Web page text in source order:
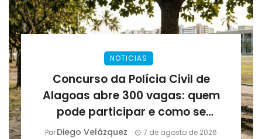
NOTICIAS
Concurso da Polícia Civil de
Alagoas abre 300 vagas: quem
pode participar e como se
preparar para as provas
PorDiego Velázquez 7 de agosto de 2026